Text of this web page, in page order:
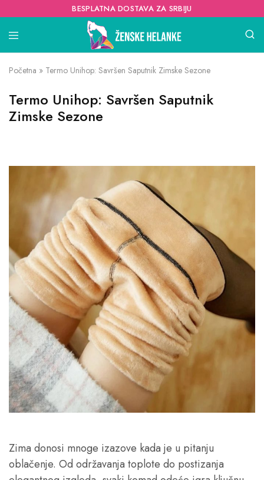
BESPLATNA DOSTAVA ZA SRBIJU
Početna » Termo Unihop: Savršen Saputnik Zimske Sezone
Termo Unihop: Savršen Saputnik
Zimske Sezone
Zima donosi mnoge izazove kada je u pitanju
oblačenje. Od održavanja toplote do postizanja